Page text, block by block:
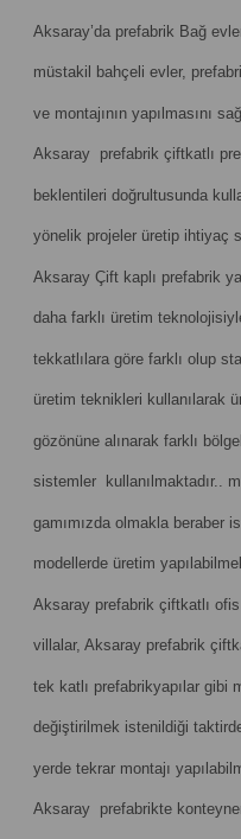
Aksaray’da prefabrik Bağ
müstakil bahçeli evler,
ve montajının yapılmasını
Aksaray prefabrik çiftkatlı
beklentileri doğrultusunda
yönelik projeler üretip ihtiyaç
Aksaray Çift kaplı prefabrik
daha farklı üretim
tekkatlılara göre farklı olup
üretim teknikleri kullanılarak
gözönüne alınarak farklı
sistemler kullanılmaktadır..
gamımızda olmakla beraber
modellerde üretim
Aksaray prefabrik çiftkatlı
villalar, Aksaray prefabrik
tek katlı prefabrikyapılar gibi
değiştirilmek istenildiği
yerde tekrar montajı
Aksaray prefabrikte